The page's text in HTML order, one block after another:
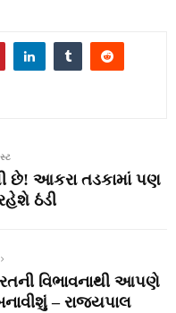
છે! આકરા તડકામાં પણ
ઠંડી
વિભાવનાથી આપણે
– રાજ્યપાલ